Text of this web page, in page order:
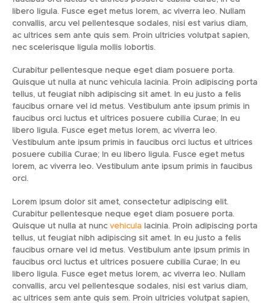
libero ligula. Fusce eget metus lorem, ac viverra leo. Nullam
convallis, arcu vel pellentesque sodales, nisi est varius diam,
ac ultrices sem ante quis sem. Proin ultricies volutpat sapien,
nec scelerisque ligula mollis lobortis.
Curabitur pellentesque neque eget diam posuere porta.
Quisque ut nulla at nunc vehicula lacinia. Proin adipiscing porta
tellus, ut feugiat nibh adipiscing sit amet. In eu justo a felis
faucibus ornare vel id metus. Vestibulum ante ipsum primis in
faucibus orci luctus et ultrices posuere cubilia Curae; In eu
libero ligula. Fusce eget metus lorem, ac viverra leo.
Vestibulum ante ipsum primis in faucibus orci luctus et ultrices
posuere cubilia Curae; In eu libero ligula. Fusce eget metus
lorem, ac viverra leo. Vestibulum ante ipsum primis in faucibus
orci.
Lorem ipsum dolor sit amet, consectetur adipiscing elit.
Curabitur pellentesque neque eget diam posuere porta.
Quisque ut nulla at nunc vehicula lacinia. Proin adipiscing porta
tellus, ut feugiat nibh adipiscing sit amet. In eu justo a felis
faucibus ornare vel id metus. Vestibulum ante ipsum primis in
faucibus orci luctus et ultrices posuere cubilia Curae; In eu
libero ligula. Fusce eget metus lorem, ac viverra leo. Nullam
convallis, arcu vel pellentesque sodales, nisi est varius diam,
ac ultrices sem ante quis sem. Proin ultricies volutpat sapien,